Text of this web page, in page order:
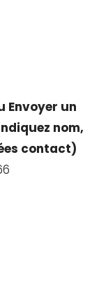
Envoyer un
nom,
contact)